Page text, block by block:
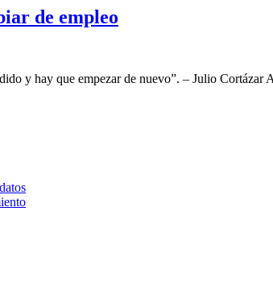
de empleo
y hay que empezar de nuevo”. – Julio